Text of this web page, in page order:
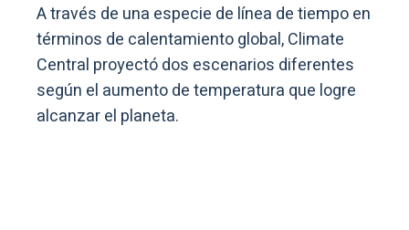
A través de una especie de línea de tiempo en
términos de calentamiento global, Climate
Central proyectó dos escenarios diferentes
según el aumento de temperatura que logre
alcanzar el planeta.